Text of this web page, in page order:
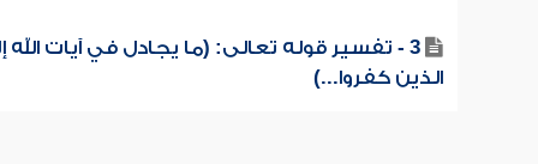
3 - تفسير قوله تعالى: (ما يجادل في آيات الله
الذين كفروا...)